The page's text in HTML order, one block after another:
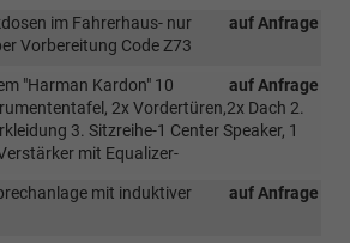
auf Anfrage
im Fahrerhaus- nur
Vorbereitung Code Z73
auf Anfrage
"Harman Kardon" 10
2x Vordertüren,2x Dach 2.
3. Sitzreihe-1 Center Speaker, 1
mit Equalizer-
auf Anfrage
mit induktiver